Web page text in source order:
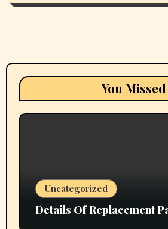
You Missed
Uncategorized
Details Of Replacement